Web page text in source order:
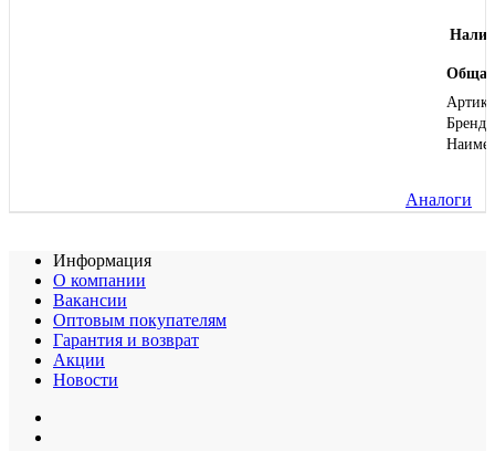
Бренд
Аналоги
Информация
О компании
Вакансии
Оптовым покупателям
Гарантия и возврат
Акции
Новости